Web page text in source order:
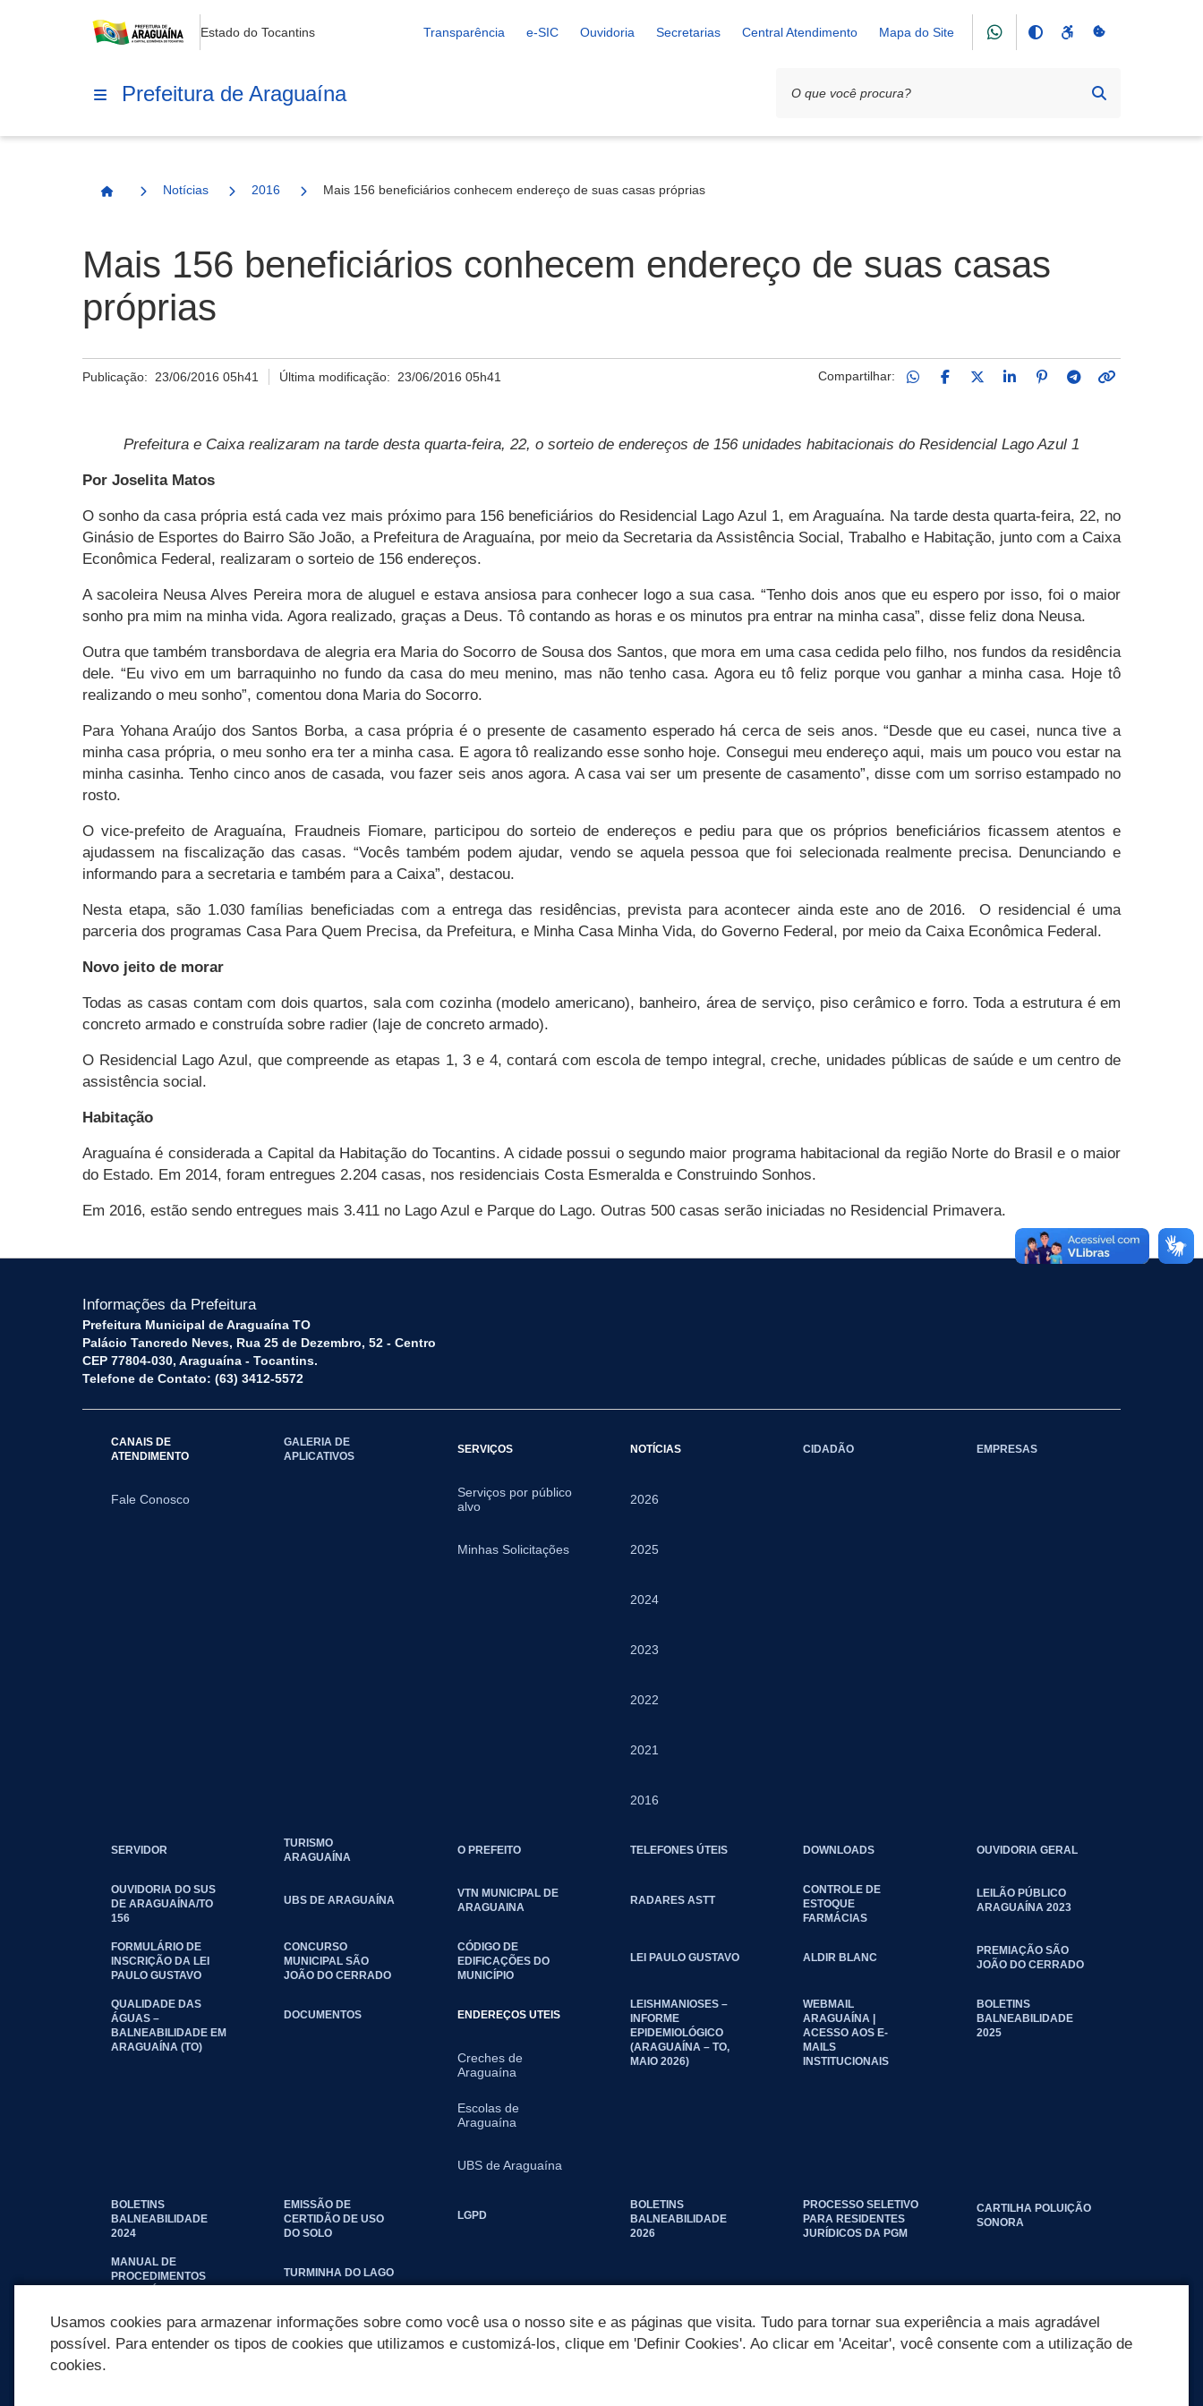
Estado do Tocantins Transparência e-SIC Ouvidoria Secretarias Central Atendimento Mapa do Site
Prefeitura de Araguaína
Página Inicial
Notícias 2016 Mais 156 beneficiários conhecem endereço de suas casas próprias
Mais 156 beneficiários conhecem endereço de suas casas
próprias
Publicação: 23/06/2016 05h41 Última modificação: 23/06/2016 05h41 Compartilhar:
Prefeitura e Caixa realizaram na tarde desta quarta-feira, 22, o sorteio de endereços de 156 unidades habitacionais do Residencial Lago Azul 1
Por Joselita Matos
O sonho da casa própria está cada vez mais próximo para 156 beneficiários do Residencial Lago Azul 1, em Araguaína. Na tarde desta quarta-feira, 22, no
Ginásio de Esportes do Bairro São João, a Prefeitura de Araguaína, por meio da Secretaria da Assistência Social, Trabalho e Habitação, junto com a Caixa
Econômica Federal, realizaram o sorteio de 156 endereços.
A sacoleira Neusa Alves Pereira mora de aluguel e estava ansiosa para conhecer logo a sua casa. “Tenho dois anos que eu espero por isso, foi o maior
sonho pra mim na minha vida. Agora realizado, graças a Deus. Tô contando as horas e os minutos pra entrar na minha casa”, disse feliz dona Neusa.
Outra que também transbordava de alegria era Maria do Socorro de Sousa dos Santos, que mora em uma casa cedida pelo filho, nos fundos da residência
dele. “Eu vivo em um barraquinho no fundo da casa do meu menino, mas não tenho casa. Agora eu tô feliz porque vou ganhar a minha casa. Hoje tô
realizando o meu sonho”, comentou dona Maria do Socorro.
Para Yohana Araújo dos Santos Borba, a casa própria é o presente de casamento esperado há cerca de seis anos. “Desde que eu casei, nunca tive a
minha casa própria, o meu sonho era ter a minha casa. E agora tô realizando esse sonho hoje. Consegui meu endereço aqui, mais um pouco vou estar na
minha casinha. Tenho cinco anos de casada, vou fazer seis anos agora. A casa vai ser um presente de casamento”, disse com um sorriso estampado no
rosto.
O vice-prefeito de Araguaína, Fraudneis Fiomare, participou do sorteio de endereços e pediu para que os próprios beneficiários ficassem atentos e
ajudassem na fiscalização das casas. “Vocês também podem ajudar, vendo se aquela pessoa que foi selecionada realmente precisa. Denunciando e
informando para a secretaria e também para a Caixa”, destacou.
Nesta etapa, são 1.030 famílias beneficiadas com a entrega das residências, prevista para acontecer ainda este ano de 2016. O residencial é uma
parceria dos programas Casa Para Quem Precisa, da Prefeitura, e Minha Casa Minha Vida, do Governo Federal, por meio da Caixa Econômica Federal.
Novo jeito de morar
Todas as casas contam com dois quartos, sala com cozinha (modelo americano), banheiro, área de serviço, piso cerâmico e forro. Toda a estrutura é em
concreto armado e construída sobre radier (laje de concreto armado).
O Residencial Lago Azul, que compreende as etapas 1, 3 e 4, contará com escola de tempo integral, creche, unidades públicas de saúde e um centro de
assistência social.
Habitação
Araguaína é considerada a Capital da Habitação do Tocantins. A cidade possui o segundo maior programa habitacional da região Norte do Brasil e o maior
do Estado. Em 2014, foram entregues 2.204 casas, nos residenciais Costa Esmeralda e Construindo Sonhos.
Em 2016, estão sendo entregues mais 3.411 no Lago Azul e Parque do Lago. Outras 500 casas serão iniciadas no Residencial Primavera.
Informações da Prefeitura
Prefeitura Municipal de Araguaína TO
Palácio Tancredo Neves, Rua 25 de Dezembro, 52 - Centro
CEP 77804-030, Araguaína - Tocantins.
Telefone de Contato: (63) 3412-5572
CANAIS DE
ATENDIMENTO
Fale Conosco
GALERIA DE
APLICATIVOS
SERVIÇOS
Serviços por público
alvo
Minhas Solicitações
NOTÍCIAS
2026
2025
2024
2023
2022
2021
2016
CIDADÃO EMPRESAS
SERVIDOR
TURISMO
ARAGUAÍNA
O PREFEITO TELEFONES ÚTEIS DOWNLOADS OUVIDORIA GERAL
OUVIDORIA DO SUS
DE ARAGUAÍNA/TO
156
UBS DE ARAGUAÍNA
VTN MUNICIPAL DE
ARAGUAINA
RADARES ASTT
CONTROLE DE
ESTOQUE
FARMÁCIAS
LEILÃO PÚBLICO
ARAGUAÍNA 2023
FORMULÁRIO DE
INSCRIÇÃO DA LEI
PAULO GUSTAVO
CONCURSO
MUNICIPAL SÃO
JOÃO DO CERRADO
CÓDIGO DE
EDIFICAÇÕES DO
MUNICÍPIO
LEI PAULO GUSTAVO ALDIR BLANC
PREMIAÇÃO SÃO
JOÃO DO CERRADO
QUALIDADE DAS
ÁGUAS –
BALNEABILIDADE EM
ARAGUAÍNA (TO)
DOCUMENTOS ENDEREÇOS UTEIS
Creches de
Araguaína
Escolas de
Araguaína
UBS de Araguaína
LEISHMANIOSES –
INFORME
EPIDEMIOLÓGICO
(ARAGUAÍNA – TO,
MAIO 2026)
WEBMAIL
ARAGUAÍNA |
ACESSO AOS E-
MAILS
INSTITUCIONAIS
BOLETINS
BALNEABILIDADE
2025
BOLETINS
BALNEABILIDADE
2024
EMISSÃO DE
CERTIDÃO DE USO
DO SOLO
LGPD
BOLETINS
BALNEABILIDADE
2026
PROCESSO SELETIVO
PARA RESIDENTES
JURÍDICOS DA PGM
CARTILHA POLUIÇÃO
SONORA
MANUAL DE
PROCEDIMENTOS
TURMINHA DO LAGO
Usamos cookies para armazenar informações sobre como você usa o nosso site e as páginas que visita. Tudo para tornar sua experiência a mais agradável
possível. Para entender os tipos de cookies que utilizamos e customizá-los, clique em 'Definir Cookies'. Ao clicar em 'Aceitar', você consente com a utilização de
cookies.